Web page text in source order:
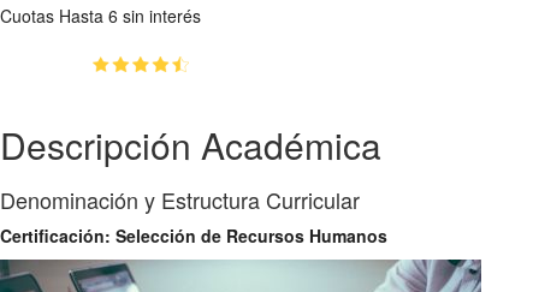
Cuotas Hasta 6 sin interés
Descripción Académica
Denominación y Estructura Curricular
Certificación: Selección de Recursos Humanos